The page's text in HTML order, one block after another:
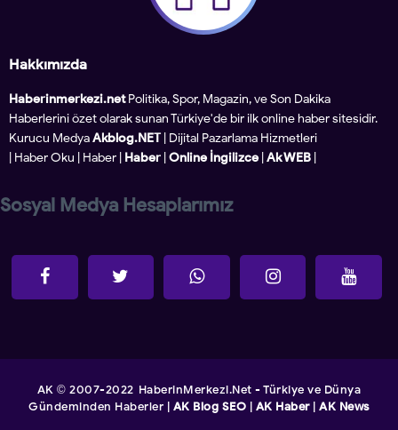
Hakkımızda
Haberinmerkezi.netPolitika, Spor, Magazin, ve Son Dakika
Haberlerini özet olarak sunan Türkiye'de bir ilk online haber sitesidir.
Kurucu MedyaAkblog.NET | Dijital Pazarlama Hizmetleri
Haber Oku Haber Haber Online İngilizce Ak WEB
Sosyal Medya Hesaplarımız
AK© 2007-2022 HaberinMerkezi.Net - Türkiye ve Dünya
Gündeminden Haberler | AK Blog SEO | AK Haber|AK News